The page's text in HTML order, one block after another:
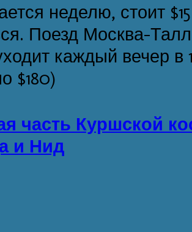
неделю, стоит
Поезд Москва-
каждый вечер в
$180)
часть Куршской
и Нид